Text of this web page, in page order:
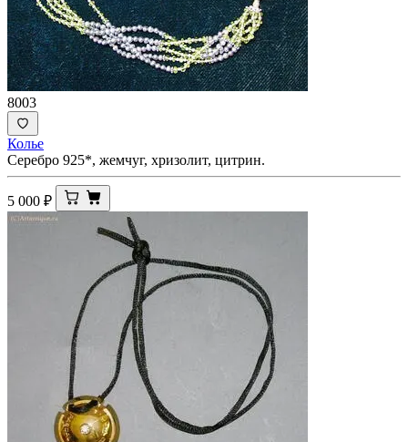
8003
Колье
Серебро 925*, жемчуг, хризолит, цитрин.
5 000 ₽